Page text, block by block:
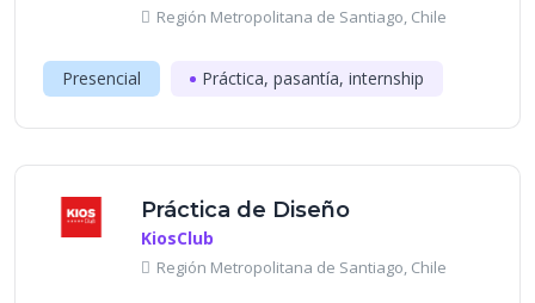
Región Metropolitana de Santiago, Chile
Presencial Práctica, pasantía, internship
Práctica de Diseño
KiosClub
Región Metropolitana de Santiago, Chile